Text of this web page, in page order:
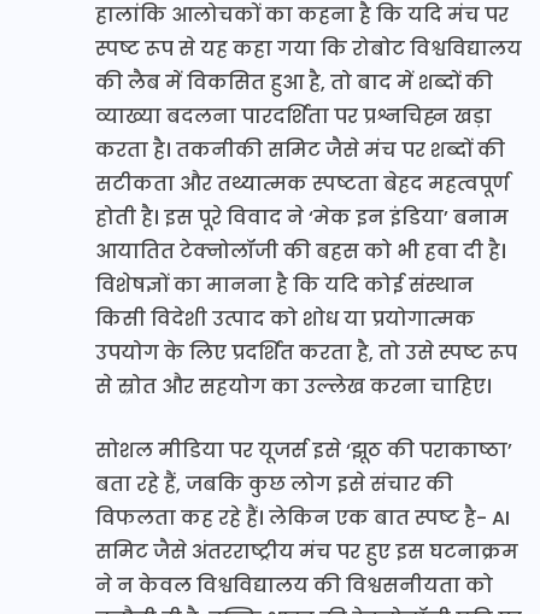
हालांकि आलोचकों का कहना है कि यदि मंच पर
स्पष्ट रूप से यह कहा गया कि रोबोट विश्वविद्यालय
की लैब में विकसित हुआ है, तो बाद में शब्दों की
व्याख्या बदलना पारदर्शिता पर प्रश्नचिह्न खड़ा
करता है। तकनीकी समिट जैसे मंच पर शब्दों की
सटीकता और तथ्यात्मक स्पष्टता बेहद महत्वपूर्ण
होती है। इस पूरे विवाद ने ‘मेक इन इंडिया’ बनाम
आयातित टेक्नोलॉजी की बहस को भी हवा दी है।
विशेषज्ञों का मानना है कि यदि कोई संस्थान
किसी विदेशी उत्पाद को शोध या प्रयोगात्मक
उपयोग के लिए प्रदर्शित करता है, तो उसे स्पष्ट रूप
से स्रोत और सहयोग का उल्लेख करना चाहिए।
सोशल मीडिया पर यूजर्स इसे ‘झूठ की पराकाष्ठा’
बता रहे हैं, जबकि कुछ लोग इसे संचार की
विफलता कह रहे हैं। लेकिन एक बात स्पष्ट है- AI
समिट जैसे अंतरराष्ट्रीय मंच पर हुए इस घटनाक्रम
ने न केवल विश्वविद्यालय की विश्वसनीयता को